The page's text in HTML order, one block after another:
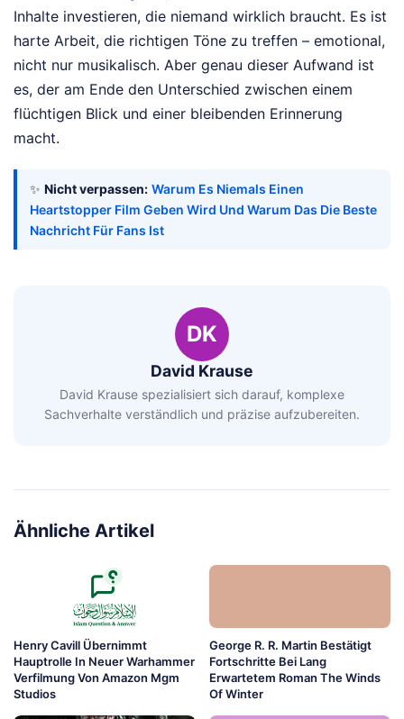
Inhalte investieren, die niemand wirklich braucht. Es ist
harte Arbeit, die richtigen Töne zu treffen – emotional,
nicht nur musikalisch. Aber genau dieser Aufwand ist
es, der am Ende den Unterschied zwischen einem
flüchtigen Blick und einer bleibenden Erinnerung
macht.
✨ Nicht verpassen: Warum Es Niemals Einen
Heartstopper Film Geben Wird Und Warum Das Die Beste
Nachricht Für Fans Ist
DK
David Krause
David Krause spezialisiert sich darauf, komplexe
Sachverhalte verständlich und präzise aufzubereiten.
Ähnliche Artikel
Henry Cavill Übernimmt
Hauptrolle In Neuer Warhammer
Verfilmung Von Amazon Mgm
Studios
George R. R. Martin Bestätigt
Fortschritte Bei Lang
Erwartetem Roman The Winds
Of Winter